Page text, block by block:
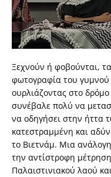
Ξεχνούν ή φοβούνται,
φωτογραφία του γυμνού
ουρλιάζοντας στο
συνέβαλε πολύ να
να οδηγήσει στην ήττα
κατεστραμμένη και
το Βιετνάμ. Μια
την αντίστροφη
Παλαιστινιακού λαού